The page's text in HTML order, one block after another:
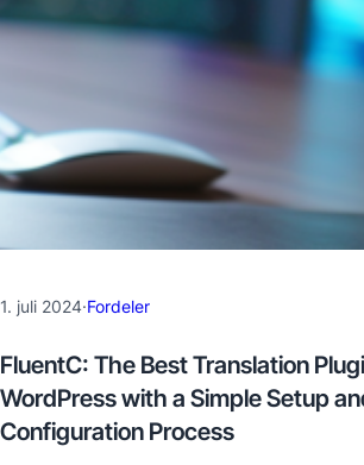
1. juli 2024·Fordeler
FluentC: The Best Translation
WordPress with a Simple Setup
Configuration Process